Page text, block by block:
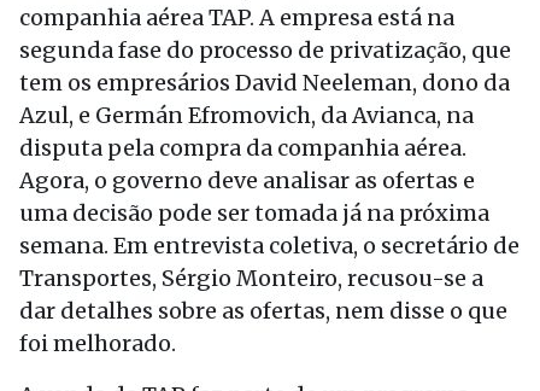
companhia aérea TAP. A empresa está na
segunda fase do processo de privatização, que
tem os empresários David Neeleman, dono da
Azul, e Germán Efromovich, da Avianca, na
disputa pela compra da companhia aérea.
Agora, o governo deve analisar as ofertas e
uma decisão pode ser tomada já na próxima
semana. Em entrevista coletiva, o secretário de
Transportes, Sérgio Monteiro, recusou-se a
dar detalhes sobre as ofertas, nem disse o que
foi melhorado.